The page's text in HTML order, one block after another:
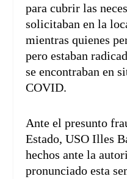
para cubrir las
solicitaban en la
mientras quienes
pero estaban
se encontraban en
COVID.
Ante el presunto
Estado, USO Illes
hechos ante la
pronunciado esta